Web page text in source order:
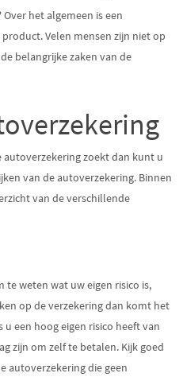
het algemeen is een
Velen mensen zijn niet op
belangrijke zaken van de
zoekt dan kunt u
van de autoverzekering. Binnen
van de verschillende
te weten wat uw eigen risico is,
op de verzekering dan komt het
u een hoog eigen risico heeft van
zijn om zelf te betalen. Kijk goed
autoverzekering die geen